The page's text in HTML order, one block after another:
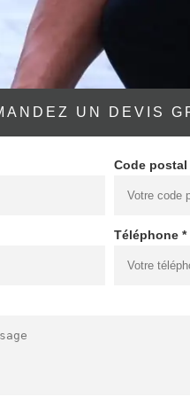
UN DEVIS
Code postal
Téléphone *